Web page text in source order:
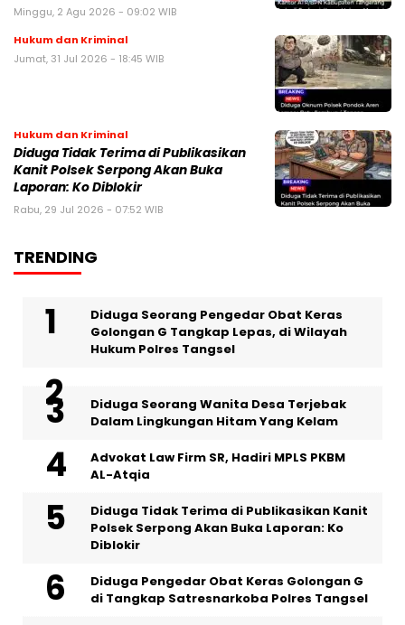
Minggu, 2 Agu 2026 - 09:02 WIB
Hukum dan Kriminal
Jumat, 31 Jul 2026 - 18:45 WIB
Hukum dan Kriminal
Diduga Tidak Terima di Publikasikan
Kanit Polsek Serpong Akan Buka
Laporan: Ko Diblokir
Rabu, 29 Jul 2026 - 07:52 WIB
TRENDING
‎Diduga Seorang Pengedar Obat Keras
Golongan G Tangkap Lepas, di Wilayah
Hukum Polres Tangsel
‎Diduga Seorang Wanita Desa Terjebak
Dalam Lingkungan Hitam Yang Kelam
Advokat Law Firm SR, Hadiri MPLS PKBM
AL-Atqia
Diduga Tidak Terima di Publikasikan Kanit
Polsek Serpong Akan Buka Laporan: Ko
Diblokir
Diduga Pengedar Obat Keras Golongan G
di Tangkap Satresnarkoba Polres Tangsel